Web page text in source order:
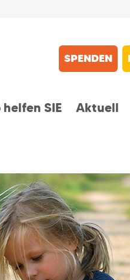
SPENDEN
helfen SIE Aktuell